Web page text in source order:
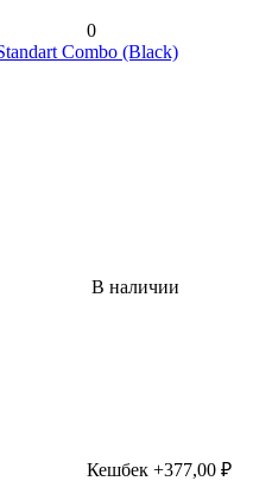
0
Combo (Black)
В наличии
Кешбек +377,00 ₽